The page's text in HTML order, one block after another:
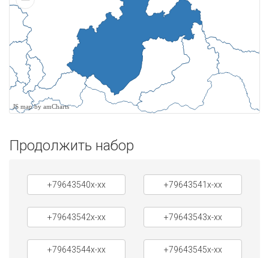
JS map by amCharts
Продолжить набор
+79643540x-xx +79643541x-xx
+79643542x-xx +79643543x-xx
+79643544x-xx +79643545x-xx